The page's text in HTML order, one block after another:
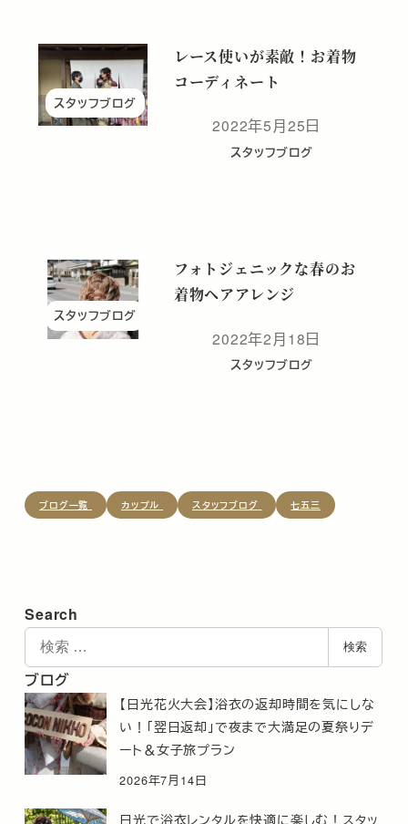
スタッフブログ
レース使いが素敵！お着物
コーディネート
投稿日
2022年5月25日
スタッフブログ
スタッフブログ
フォトジェニックな春のお
着物ヘアアレンジ
投稿日
2022年2月18日
スタッフブログ
ブログ一覧 カップル スタッフブログ 七五三
Search
検
索
検索
ブログ
【日光花火大会】浴衣の返却時間を気にしな
い！「翌日返却」で夜まで大満足の夏祭りデ
ート＆女子旅プラン
2026年7月14日
日光で浴衣レンタルを快適に楽しむ！スタッ